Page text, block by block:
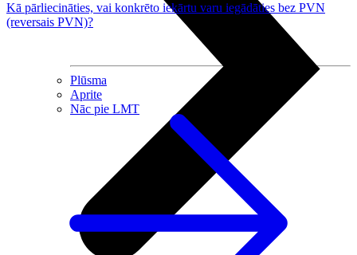
Plūsma
Aprite
Nāc pie LMT
Kā pārliecināties, vai konkrēto iekārtu varu iegādāties bez PVN
(reversais PVN)?